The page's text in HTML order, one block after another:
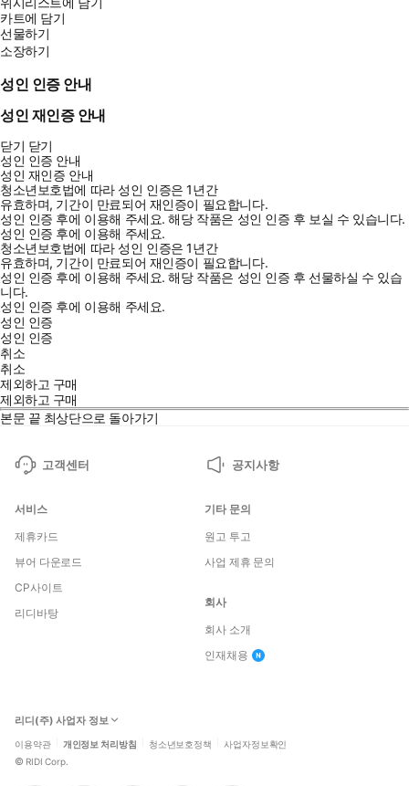
카트에 담기
선물하기
소장하기
성인 인증 안내
성인 재인증 안내
닫기 닫기
성인 인증 안내
성인 재인증 안내
청소년보호법에 따라 성인 인증은 1년간
유효하며, 기간이 만료되어 재인증이 필요합니다.
성인 인증 후에 이용해 주세요.해당 작품은 성인 인증 후 보실 수 있습니다.
성인 인증 후에 이용해 주세요.
청소년보호법에 따라 성인 인증은 1년간
유효하며, 기간이 만료되어 재인증이 필요합니다.
성인 인증 후에 이용해 주세요.해당 작품은 성인 인증 후 선물하실 수 있습
니다.
성인 인증 후에 이용해 주세요.
성인 인증
성인 인증
취소
취소
제외하고 구매
제외하고 구매
본문 끝 최상단으로 돌아가기
고객센터 공지사항
서비스
제휴카드
뷰어 다운로드
CP사이트
리디바탕
기타 문의
원고 투고
사업 제휴 문의
회사
회사 소개
인재채용
리디(주) 사업자 정보
이용약관 개인정보 처리방침 청소년보호정책 사업자정보확인
© RIDI Corp.